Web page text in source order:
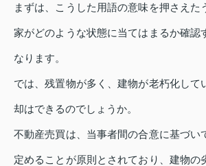
まずは、こうした用語の意味を押さえた
家がどのような状態に当てはまるか確認
なります。
では、残置物が多く、建物が老朽化して
却はできるのでしょうか。
不動産売買は、当事者間の合意に基づい
定めることが原則とされており、建物の